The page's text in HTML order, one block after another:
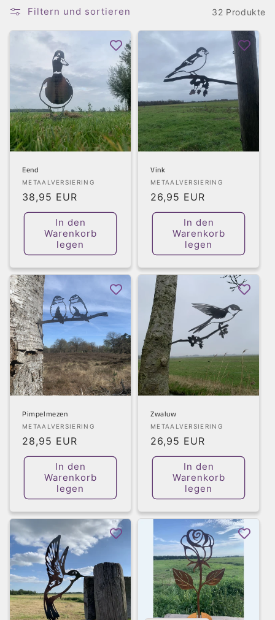
:
Filtern und sortieren 32 Produkte
Eend
Anbieter:
METAALVERSIERING
Normaler
Preis
38,95 EUR
In den
Warenkorb
legen
Vink
Anbieter:
METAALVERSIERING
Normaler
Preis
26,95 EUR
In den
Warenkorb
legen
Pimpelmezen
Anbieter:
METAALVERSIERING
Normaler
Preis
28,95 EUR
In den
Warenkorb
legen
Zwaluw
Anbieter:
METAALVERSIERING
Normaler
Preis
26,95 EUR
In den
Warenkorb
legen